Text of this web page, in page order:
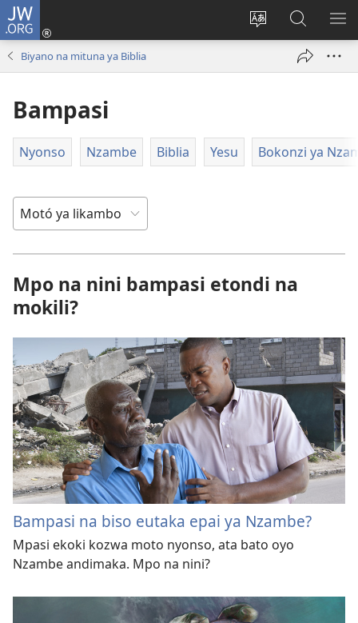
JW.ORG
Tyá
monɔkɔ
mosusu
Kokɔta
na
Luká
JW.ORG
Biyano na mituna ya Biblia
Bampasi
Nyonso Nzambe Biblia Yesu Bokonzi ya
Mpo na nini bampasi etondi na
mokili?
Bampasi na biso eutaka epai ya Nzambe?
Mpasi ekoki kozwa moto nyonso, ata bato oyo
Nzambe andimaka. Mpo na nini?